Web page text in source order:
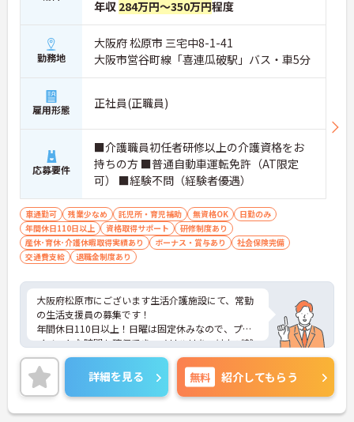
年収 284万円～350万円程度
勤務地
大阪府 松原市 三宅中8-1-41
大阪市営谷町線「喜連瓜破駅」バス・車5分
雇用形態 正社員(正職員)
応募要件
■介護職員初任者研修以上の介護資格をお
持ちの方 ■普通自動車運転免許（AT限定
可） ■経験不問（経験者優遇）
車通勤可 残業少なめ 託児所・育児補助 無資格OK
日勤のみ
年間休日110日以上
資格取得サポート
研修制度あり
産休･育休･介護休暇取得実績あり
ボーナス・賞与あり
社会保険完備
交通費支給
退職金制度あり
大阪府松原市にございます生活介護施設にて、常勤
の生活支援員の募集です！
年間休日110日以上！日曜は固定休みなので、プラ
イベートな時間も確保でき、メリハリをつけたご就
業が可能です◎
福利厚生も充実しているので、長期的に働ける環境
が整っています♪
ご興味ある方には、面接対策ポイントなど、さらに
詳細をお話しいたしますのでお気軽にご相談くださ
詳細を見る 無料 紹介してもらう